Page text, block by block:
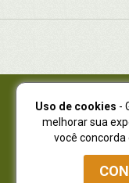
Juruá
Juruá
NOVO ENDEREÇO:
Atendimento: (41)
Uso de cookies -
melhorar sua
você concorda